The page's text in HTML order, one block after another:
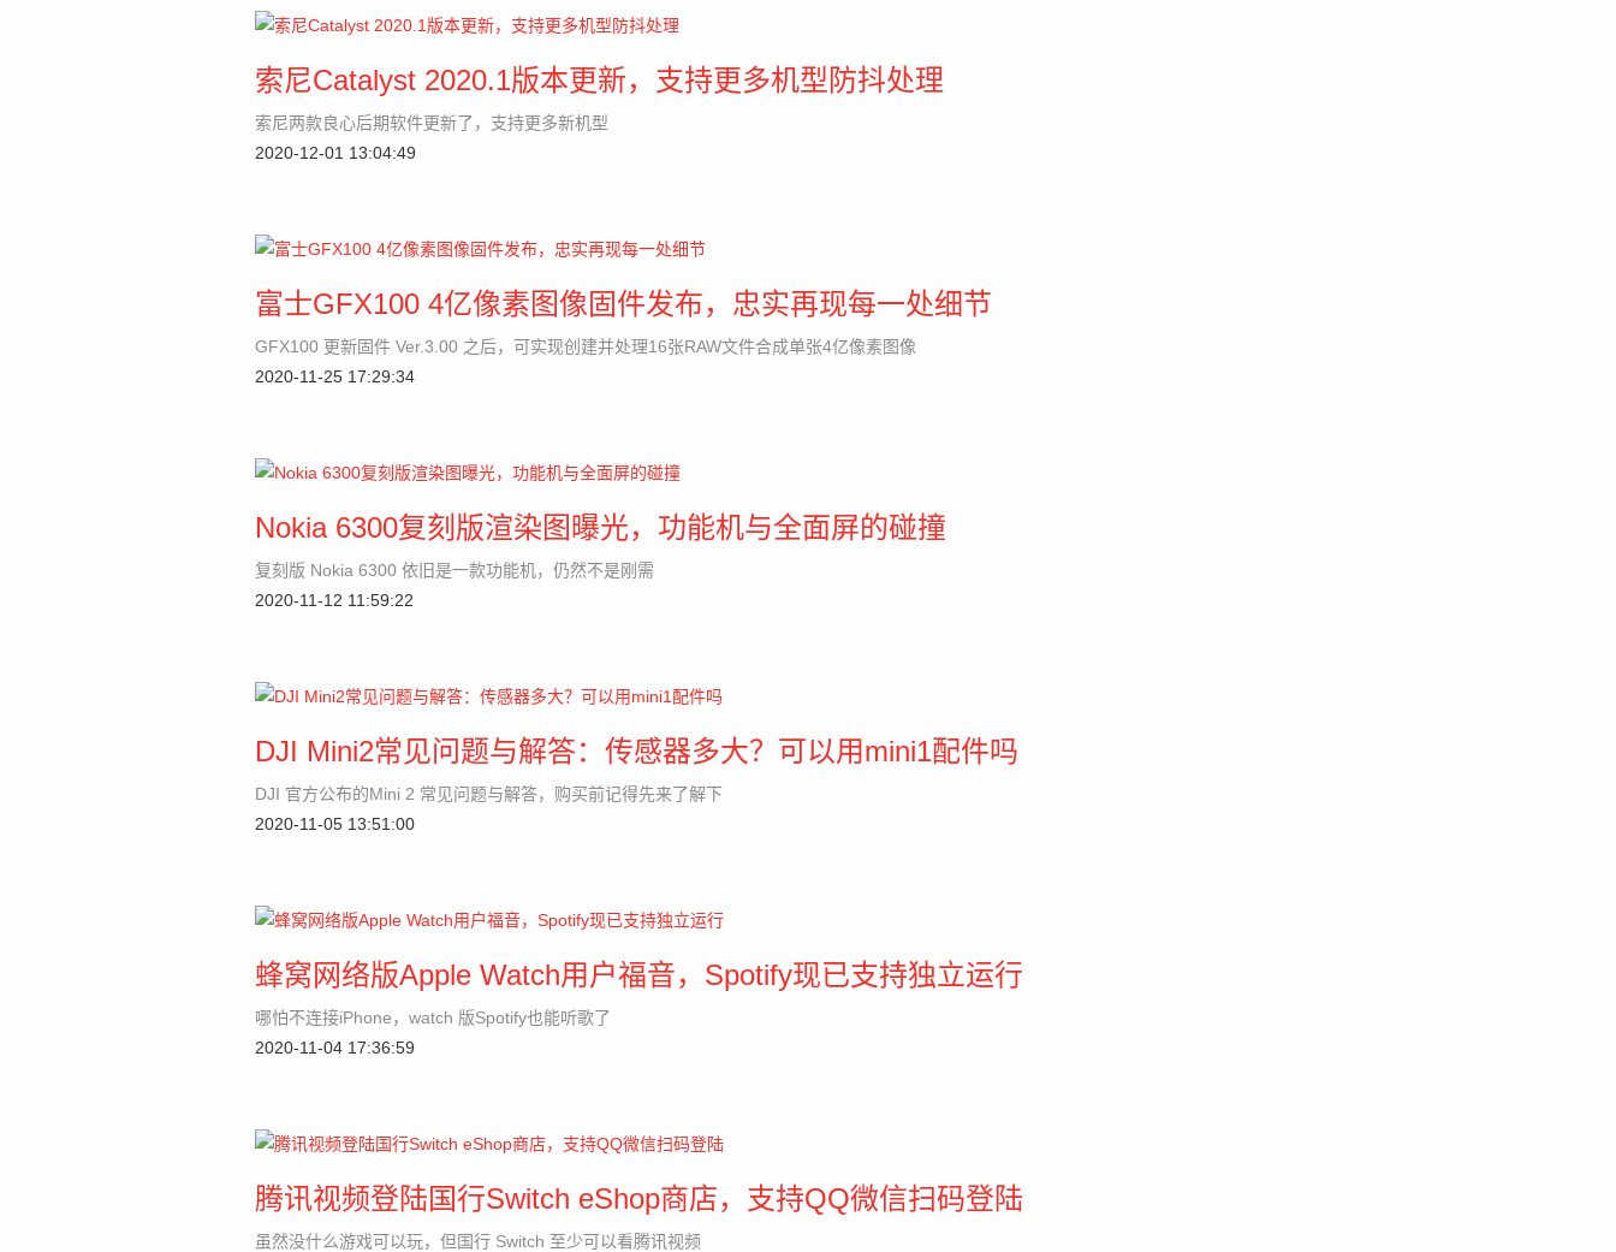
索尼Catalyst 2020.1版本更新，支持更多机型防抖处理
索尼两款良心后期软件更新了，支持更多新机型
2020-12-01 13:04:49
富士GFX100 4亿像素图像固件发布，忠实再现每一处细节
GFX100 更新固件 Ver.3.00 之后，可实现创建并处理16张RAW文件合成单张4亿像素图像
2020-11-25 17:29:34
Nokia 6300复刻版渲染图曝光，功能机与全面屏的碰撞
复刻版 Nokia 6300 依旧是一款功能机，仍然不是刚需
2020-11-12 11:59:22
DJI Mini2常见问题与解答：传感器多大？可以用mini1配件吗
DJI 官方公布的Mini 2 常见问题与解答，购买前记得先来了解下
2020-11-05 13:51:00
蜂窝网络版Apple Watch用户福音，Spotify现已支持独立运行
哪怕不连接iPhone，watch 版Spotify也能听歌了
2020-11-04 17:36:59
腾讯视频登陆国行Switch eShop商店，支持QQ微信扫码登陆
虽然没什么游戏可以玩，但国行 Switch 至少可以看腾讯视频